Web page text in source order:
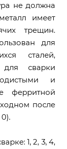
не должна
имеет
трещин.
для
сталей,
сварки
и
ферритной
после
1, 2, 3, 4,